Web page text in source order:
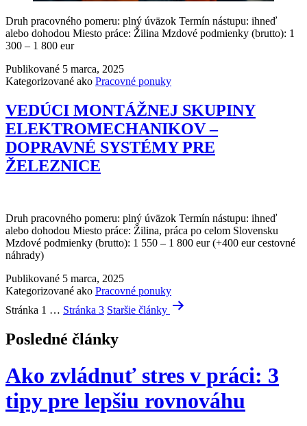
Druh pracovného pomeru: plný úväzok Termín nástupu: ihneď
alebo dohodou Miesto práce: Žilina Mzdové podmienky (brutto): 1
300 – 1 800 eur
Publikované 5 marca, 2025
Kategorizované ako Pracovné ponuky
VEDÚCI MONTÁŽNEJ SKUPINY
ELEKTROMECHANIKOV –
DOPRAVNÉ SYSTÉMY PRE
ŽELEZNICE
Druh pracovného pomeru: plný úväzok Termín nástupu: ihneď
alebo dohodou Miesto práce: Žilina, práca po celom Slovensku
Mzdové podmienky (brutto): 1 550 – 1 800 eur (+400 eur cestovné
náhrady)
Publikované 5 marca, 2025
Kategorizované ako Pracovné ponuky
Stránkovanie
Stránka 1 … Stránka 3 Staršie články
Posledné články
Ako zvládnuť stres v práci: 3
tipy pre lepšiu rovnováhu